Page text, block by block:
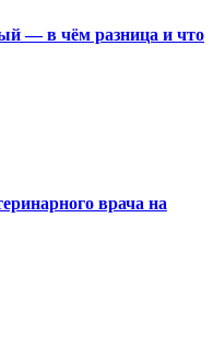
— в чём разница и что
врача на